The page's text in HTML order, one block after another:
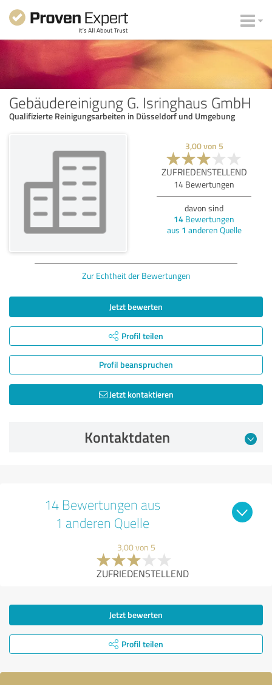
Gebäudereinigung G. Isringhaus GmbH
Qualifizierte Reinigungsarbeiten in Düsseldorf und Umgebung
3,00von 5
ZUFRIEDENSTELLEND
14 Bewertungen
davon sind
14 Bewertungen
aus 1 anderen Quelle
Zur Echtheit der Bewertungen
Jetzt bewerten
Profil teilen
Profil beanspruchen
Jetzt kontaktieren
Kontaktdaten
14 Bewertungen aus
1 anderen Quelle
3,00 von 5
ZUFRIEDENSTELLEND
Jetzt bewerten
Profil teilen